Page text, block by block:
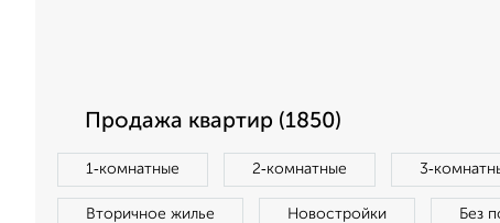
Продажа квартир (1850)
1‑комнатные 2‑комнатные
Вторичное жилье Новостройки Без